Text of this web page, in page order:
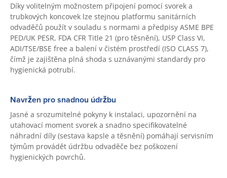
Díky volitelným možnostem připojení pomocí svorek a
trubkových koncovek lze stejnou platformu sanitárních
odvaděčů použít v souladu s normami a předpisy ASME BPE
PED/UK PESR, FDA CFR Title 21 (pro těsnění), USP Class VI,
ADI/TSE/BSE free a balení v čistém prostředí (ISO CLASS 7),
čímž je zajištěna plná shoda s uznávanými standardy pro
hygienická potrubí.
Navržen pro snadnou údržbu
Jasné a srozumitelné pokyny k instalaci, upozornění na
utahovací moment svorek a snadno specifikovatelné
náhradní díly (sestava kapsle a těsnění) pomáhají servisním
týmům provádět údržbu odvaděče bez poškození
hygienických povrchů.